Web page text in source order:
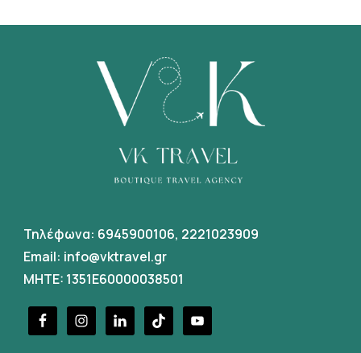
Τηλέφωνα: 6945900106, 2221023909
Email: info@vktravel.gr
MHTE: 1351E60000038501